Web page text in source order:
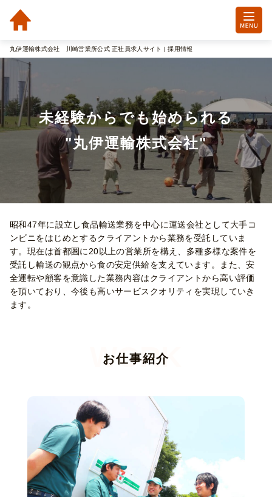
丸伊運輸株式会社 川崎営業所公式 正社員求人サイト | 採用情報
未経験からでも始められる
"丸伊運輸株式会社"
昭和47年に設立し食品輸送業務を中心に運送会社として大手コ
ンビニをはじめとするクライアントから業務を受託していま
す。現在は首都圏に20以上の営業所を構え、多種多様な案件を
受託し輸送の観点から食の安定供給を支えています。また、安
全運転や顧客を意識した業務内容はクライアントから高い評価
を頂いており、今後も高いサービスクオリティを実現していき
ます。
お仕事紹介